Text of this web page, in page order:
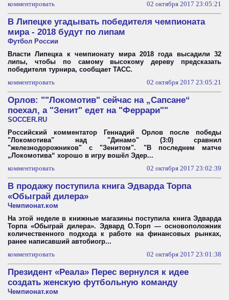
комментировать 02 октября 2017 23:05:21
В Липецке угадывать победителя чемпионата
мира - 2018 будут по липам
Футбол России
Власти Липецка к чемпионату мира 2018 года высадили 32
липы, чтобы по самому высокому дереву предсказать
победителя турнира, сообщает ТАСС.
комментировать
02 октября 2017 23:05:21
Орлов: ""Локомотив" сейчас на „Сапсане“
поехал, а "Зенит" едет на "Феррари""
SOCCER.RU
Российский комментатор Геннадий Орлов после победы
"Локомотива" над "Динамо" (3:0) сравнил
"железнодорожников" с "Зенитом". "В последнем матче
„Локомотива“ хорошо в игру вошёл Эдер...
комментировать
02 октября 2017 23:02:39
В продажу поступила книга Эдварда Торпа
«Обыграй дилера»
Чемпионат.ком
На этой неделе в книжные магазины поступила книга Эдварда
Торпа «Обыграй дилера». Эдвард О.Торп — основоположник
количественного подхода к работе на финансовых рынках,
ранее написавший автобиогр...
комментировать
02 октября 2017 23:01:38
Президент «Реала» Перес вернулся к идее
создать женскую футбольную команду
Чемпионат.ком